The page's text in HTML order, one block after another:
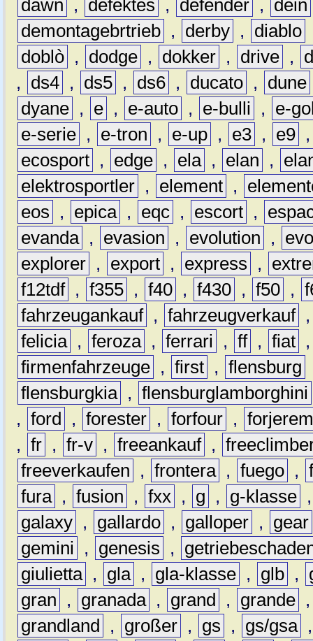
dawn , defektes , defender , dein
demontagebrtrieb , derby , diablo
doblò , dodge , dokker , drive ,
,
ds4 , ds5 , ds6 , ducato , dune
dyane , e , e-auto , e-bulli ,
e-
e-serie , e-tron , e-up , e3 , e9
ecosport , edge , ela , elan ,
elektrosportler , element ,
eos
, epica , eqc , escort ,
evanda , evasion , evolution ,
explorer , export , express ,
f12tdf , f355 , f40 , f430 , f50 ,
fahrzeugankauf , fahrzeugverkauf
felicia , feroza , ferrari , ff , fiat
firmenfahrzeuge , first , flensburg
flensburgkia , flensburglamborghini
, ford , forester , forfour ,
, fr , fr-v , freeankauf ,
freeverkaufen
, frontera , fuego ,
fura , fusion , fxx , g , g-klasse
galaxy , gallardo , galloper ,
gear
gemini
, genesis ,
giulietta , gla , gla-klasse , glb ,
gran
, granada , grand , grande
grandland
, großer , gs , gs/gsa